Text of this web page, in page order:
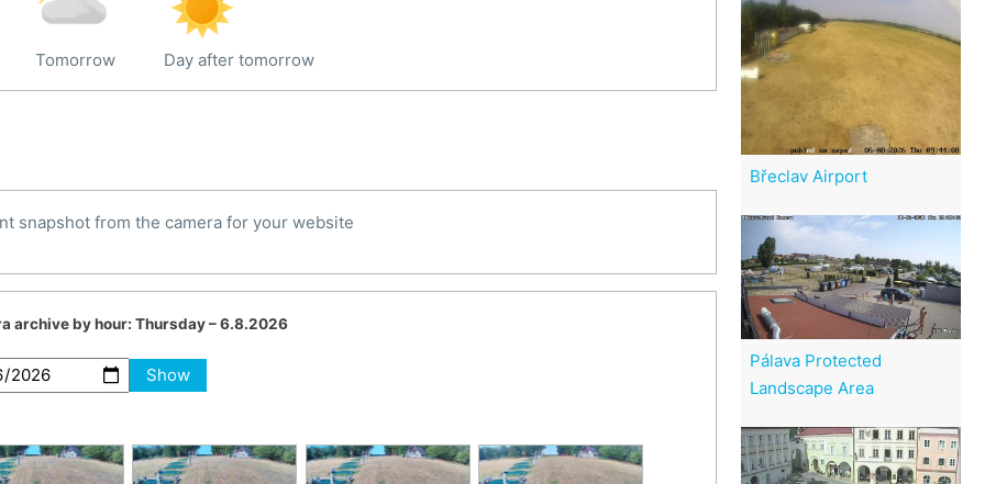
Tomorrow Day after tomorrow
snapshot from the camera for your website
archive by hour: Thursday – 6.8.2026
Show
Břeclav Airport
Pálava Protected
Landscape Area